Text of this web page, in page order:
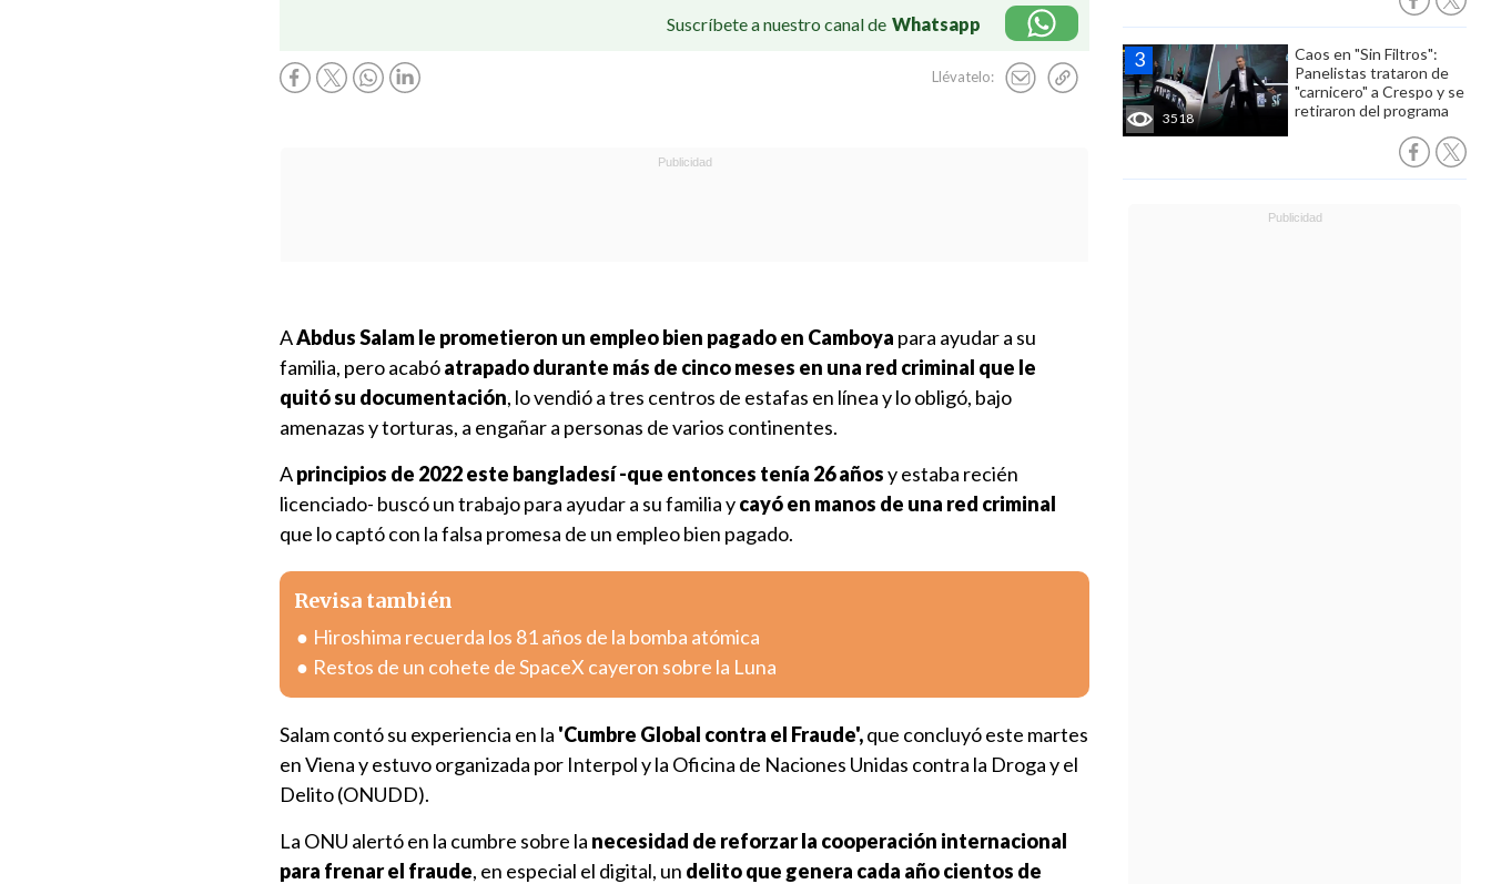
Suscríbete a nuestro canal de Whatsapp
Llévatelo:
3518
Caos en "Sin Filtros":
Panelistas trataron de
"carnicero" a Crespo y se
retiraron del programa
AAbdus Salam le prometieron un empleo bien pagado en Camboya para ayudar a su
familia, pero acabóatrapado durante más de cinco meses en una red criminal que le
quitó su documentación, lo vendió a tres centros de estafas en línea y lo obligó, bajo
amenazas y torturas, a engañar a personas de varios continentes.
Aprincipios de 2022 este bangladesí -que entonces tenía 26 añosy estaba recién
licenciado- buscó un trabajo para ayudar a su familia ycayó en manos de una red criminal
que lo captó con la falsa promesa de un empleo bien pagado.
Revisa también
Hiroshima recuerda los 81 años de la bomba atómica
Restos de un cohete de SpaceX cayeron sobre la Luna
Salam contó su experiencia en la 'Cumbre Global contra el Fraude',que concluyó este martes
en Viena y estuvo organizada por Interpol y la Oficina de Naciones Unidas contra la Droga y el
Delito (ONUDD).
La ONU alertó en la cumbre sobre la necesidad de reforzar la cooperación internacional
para frenar el fraude, en especial el digital, un delito que genera cada año cientos de